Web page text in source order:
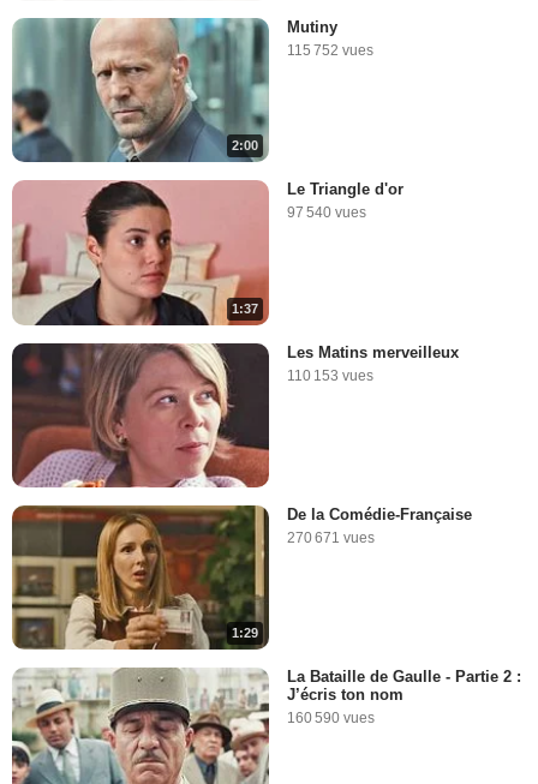
2:00
Mutiny
115 752 vues
1:37
Le Triangle d'or
97 540 vues
Les Matins merveilleux
110 153 vues
1:29
De la Comédie-Française
270 671 vues
La Bataille de Gaulle - Partie 2 :
J’écris ton nom
160 590 vues